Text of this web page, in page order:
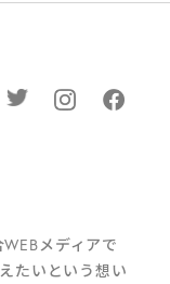
メディアで
たいという想い